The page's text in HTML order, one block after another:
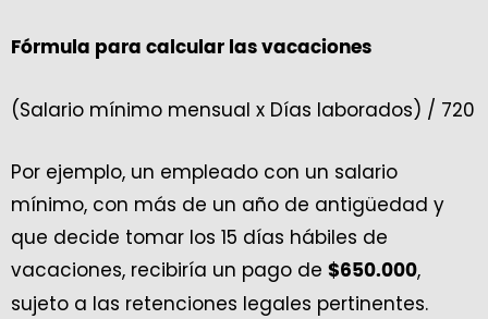
Fórmula para calcular las vacaciones
(Salario mínimo mensual x Días laborados) / 720
Por ejemplo, un empleado con un salario
mínimo, con más de un año de antigüedad y
que decide tomar los 15 días hábiles de
vacaciones, recibiría un pago de $650.000,
sujeto a las retenciones legales pertinentes.